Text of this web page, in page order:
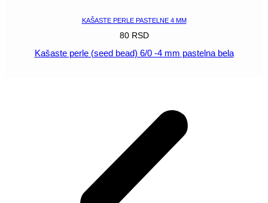
KAŠASTE PERLE PASTELNE 4 MM
80 RSD
Kašaste perle (seed bead) 6/0 -4 mm pastelna bela